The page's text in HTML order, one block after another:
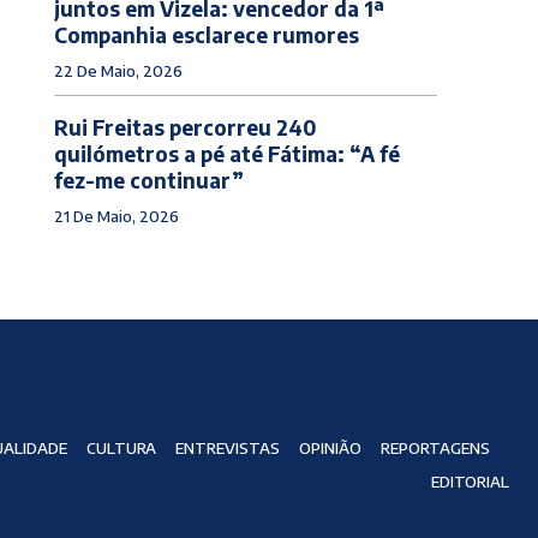
juntos em Vizela: vencedor da 1ª
Companhia esclarece rumores
22 De Maio, 2026
Rui Freitas percorreu 240
quilómetros a pé até Fátima: “A fé
fez-me continuar”
21 De Maio, 2026
CULTURA ENTREVISTAS OPINIÃO
REPORTAGENS
EDITORIAL